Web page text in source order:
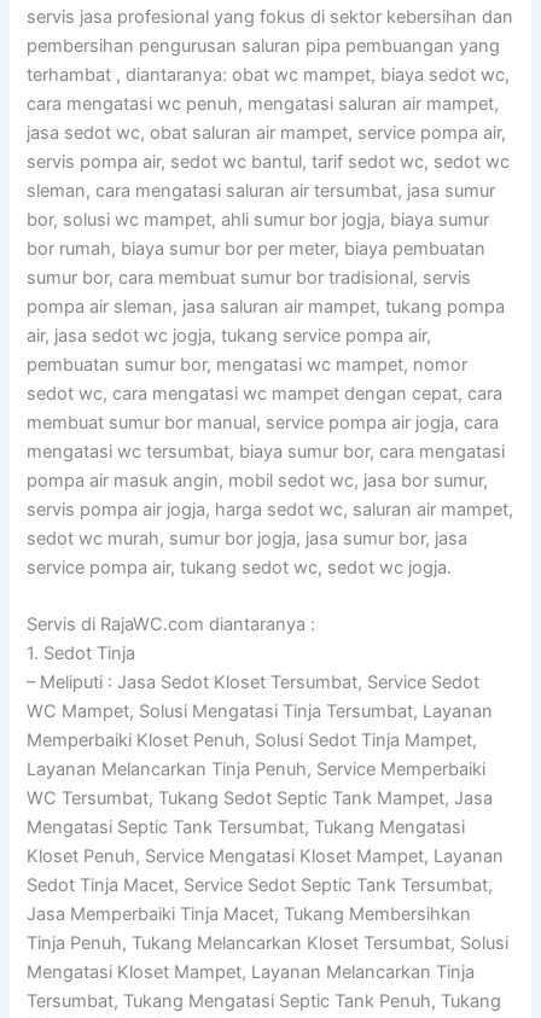
servis jasa profesional yang fokus di sektor kebersihan dan
pembersihan pengurusan saluran pipa pembuangan yang
terhambat , diantaranya: obat wc mampet, biaya sedot wc,
cara mengatasi wc penuh, mengatasi saluran air mampet,
jasa sedot wc, obat saluran air mampet, service pompa air,
servis pompa air, sedot wc bantul, tarif sedot wc, sedot wc
sleman, cara mengatasi saluran air tersumbat, jasa sumur
bor, solusi wc mampet, ahli sumur bor jogja, biaya sumur
bor rumah, biaya sumur bor per meter, biaya pembuatan
sumur bor, cara membuat sumur bor tradisional, servis
pompa air sleman, jasa saluran air mampet, tukang pompa
air, jasa sedot wc jogja, tukang service pompa air,
pembuatan sumur bor, mengatasi wc mampet, nomor
sedot wc, cara mengatasi wc mampet dengan cepat, cara
membuat sumur bor manual, service pompa air jogja, cara
mengatasi wc tersumbat, biaya sumur bor, cara mengatasi
pompa air masuk angin, mobil sedot wc, jasa bor sumur,
servis pompa air jogja, harga sedot wc, saluran air mampet,
sedot wc murah, sumur bor jogja, jasa sumur bor, jasa
service pompa air, tukang sedot wc, sedot wc jogja.
Servis di RajaWC.com diantaranya :
1. Sedot Tinja
– Meliputi : Jasa Sedot Kloset Tersumbat, Service Sedot
WC Mampet, Solusi Mengatasi Tinja Tersumbat, Layanan
Memperbaiki Kloset Penuh, Solusi Sedot Tinja Mampet,
Layanan Melancarkan Tinja Penuh, Service Memperbaiki
WC Tersumbat, Tukang Sedot Septic Tank Mampet, Jasa
Mengatasi Septic Tank Tersumbat, Tukang Mengatasi
Kloset Penuh, Service Mengatasi Kloset Mampet, Layanan
Sedot Tinja Macet, Service Sedot Septic Tank Tersumbat,
Jasa Memperbaiki Tinja Macet, Tukang Membersihkan
Tinja Penuh, Tukang Melancarkan Kloset Tersumbat, Solusi
Mengatasi Kloset Mampet, Layanan Melancarkan Tinja
Tersumbat, Tukang Mengatasi Septic Tank Penuh, Tukang